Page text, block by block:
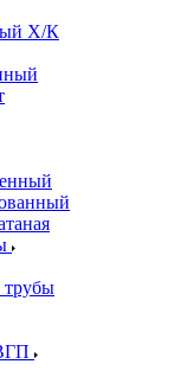
Х/К
трубы